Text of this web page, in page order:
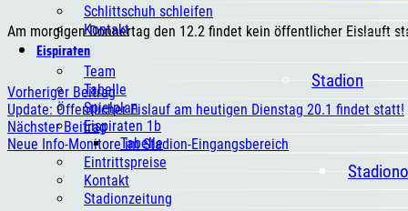
Stadion
Schlittschuh schleifen
Kontakt
Eispiraten
Team
Tabelle
Spielplan
Eispiraten 1b
Tabelle
Eintrittspreise
Kontakt
Stadionzeitung
Am morgigen Donnertag den 12.2 findet kein öffentlicher Eislauft
Vorheriger Beitrag
Update: Öffentlicher Eislauf am heutigen Dienstag 20.1 findet statt!
Nächster Beitrag
Neue Info-Monitore im Stadion-Eingangsbereich